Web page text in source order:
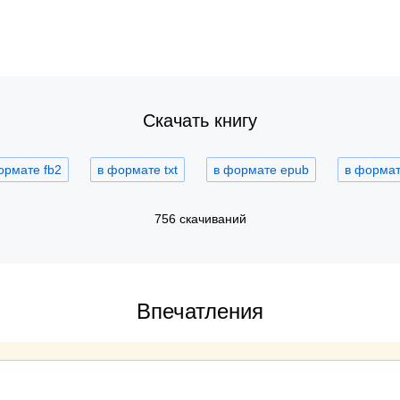
Скачать книгу
fb2 в формате txt в формате epub в
756 скачиваний
Впечатления